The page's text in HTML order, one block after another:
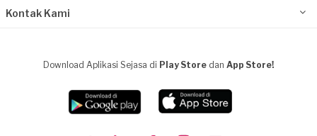
Kontak Kami
Download Aplikasi Sejasa di Play Store dan App Store!